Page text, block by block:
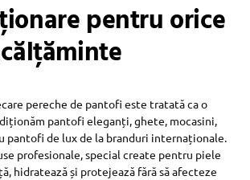
pentru orice
pereche de pantofi este tratată ca o
pantofi eleganți, ghete, mocasini,
pantofi de lux de la branduri internaționale.
profesionale, special create pentru piele
hidratează și protejează fără să afecteze